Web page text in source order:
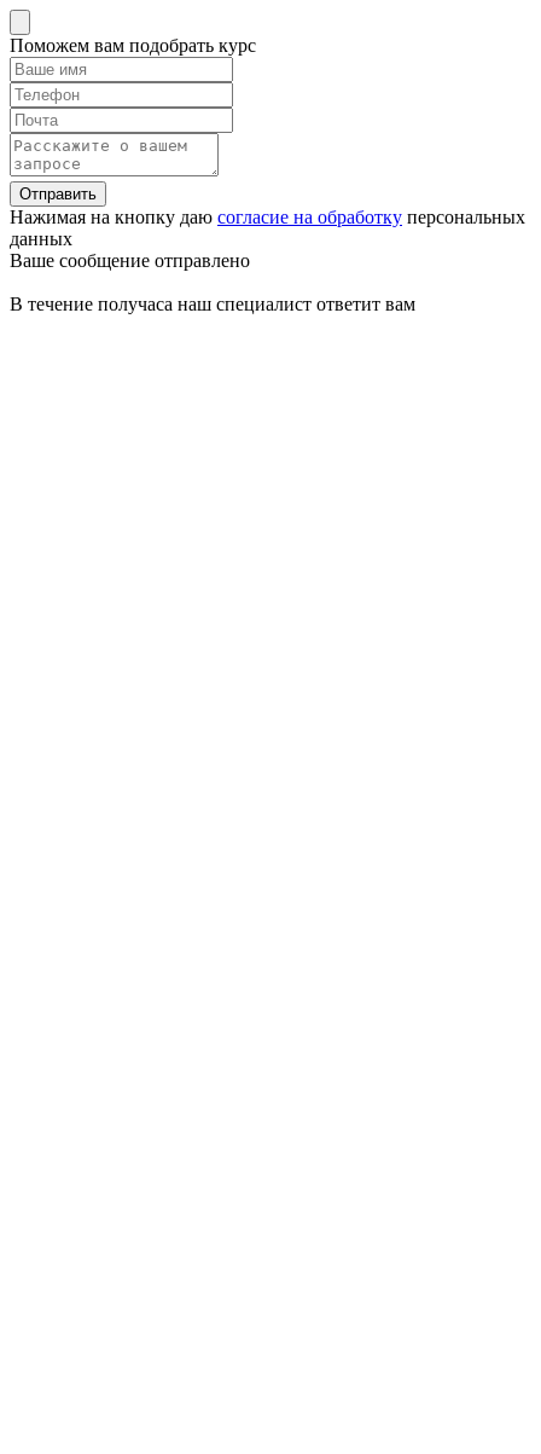
Поможем вам подобрать курс
Отправить
Нажимая на кнопку даю согласие на обработку персональных
данных
Ваше сообщение отправлено
В течение получаса наш специалист ответит вам